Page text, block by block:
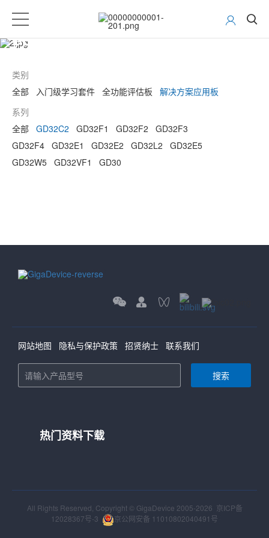
GD32 MCU开发工具
类别
全部
入门级学习套件 全功能评估板
解决方案应用板
系列
全部
GD32C2 GD32F1 GD32F2
GD32F3
GD32F4 GD32E1 GD32E2 GD32L2
GD32E5
GD32W5 GD32VF1 GD30
网站地图 隐私与保护政策 招贤纳士 联系我们
搜索
热门资料下载
All Rights Reserved, Copyright © GigaDevice 2005-2026 京ICP备
12028367号-3
京公网安备 11010802040491号